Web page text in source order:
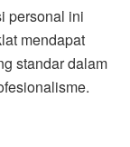
personal ini
mendapat
standar dalam